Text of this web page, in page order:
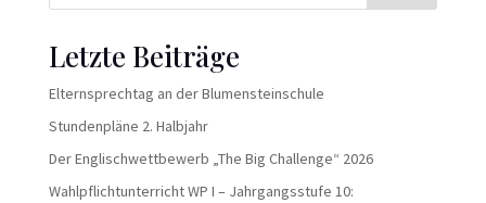
Letzte Beiträge
Elternsprechtag an der Blumensteinschule
Stundenpläne 2. Halbjahr
Der Englischwettbewerb „The Big Challenge“ 2026
Wahlpflichtunterricht WP I – Jahrgangsstufe 10: